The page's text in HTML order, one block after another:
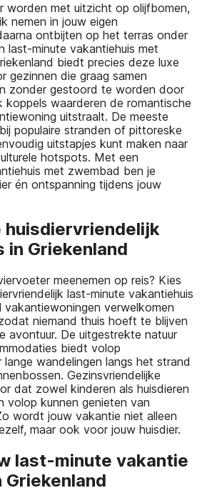
worden met uitzicht op olijfbomen,
nemen in jouw eigen
ontbijten op het terras onder
last-minute vakantiehuis met
biedt precies deze luxe
gezinnen die graag samen
zonder gestoord te worden door
koppels waarderen de romantische
uitstraalt. De meeste
populaire stranden of pittoreske
uitstapjes kunt maken naar
hotspots. Met een
met zwembad ben je
én ontspanning tijdens jouw
huisdiervriendelijk
in Griekenland
meenemen op reis? Kies
last-minute vakantiehuis
vakantiewoningen verwelkomen
niemand thuis hoeft te blijven
avontuur. De uitgestrekte natuur
biedt volop
wandelingen langs het strand
Gezinsvriendelijke
dat zowel kinderen als huisdieren
volop kunnen genieten van
wordt jouw vakantie niet alleen
maar ook voor jouw huisdier.
last-minute vakantie
Griekenland